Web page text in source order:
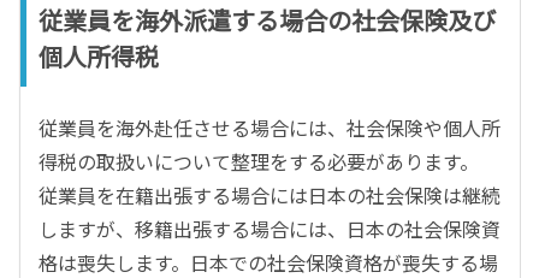
従業員を海外派遣する場合の社会保険及び
個人所得税
従業員を海外赴任させる場合には、社会保険や個人所
得税の取扱いについて整理をする必要があります。
従業員を在籍出張する場合には日本の社会保険は継続
しますが、移籍出張する場合には、日本の社会保険資
格は喪失します。日本での社会保険資格が喪失する場